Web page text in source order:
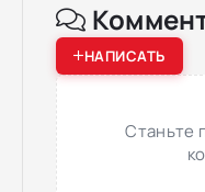
НАПИСАТЬ
Станьте